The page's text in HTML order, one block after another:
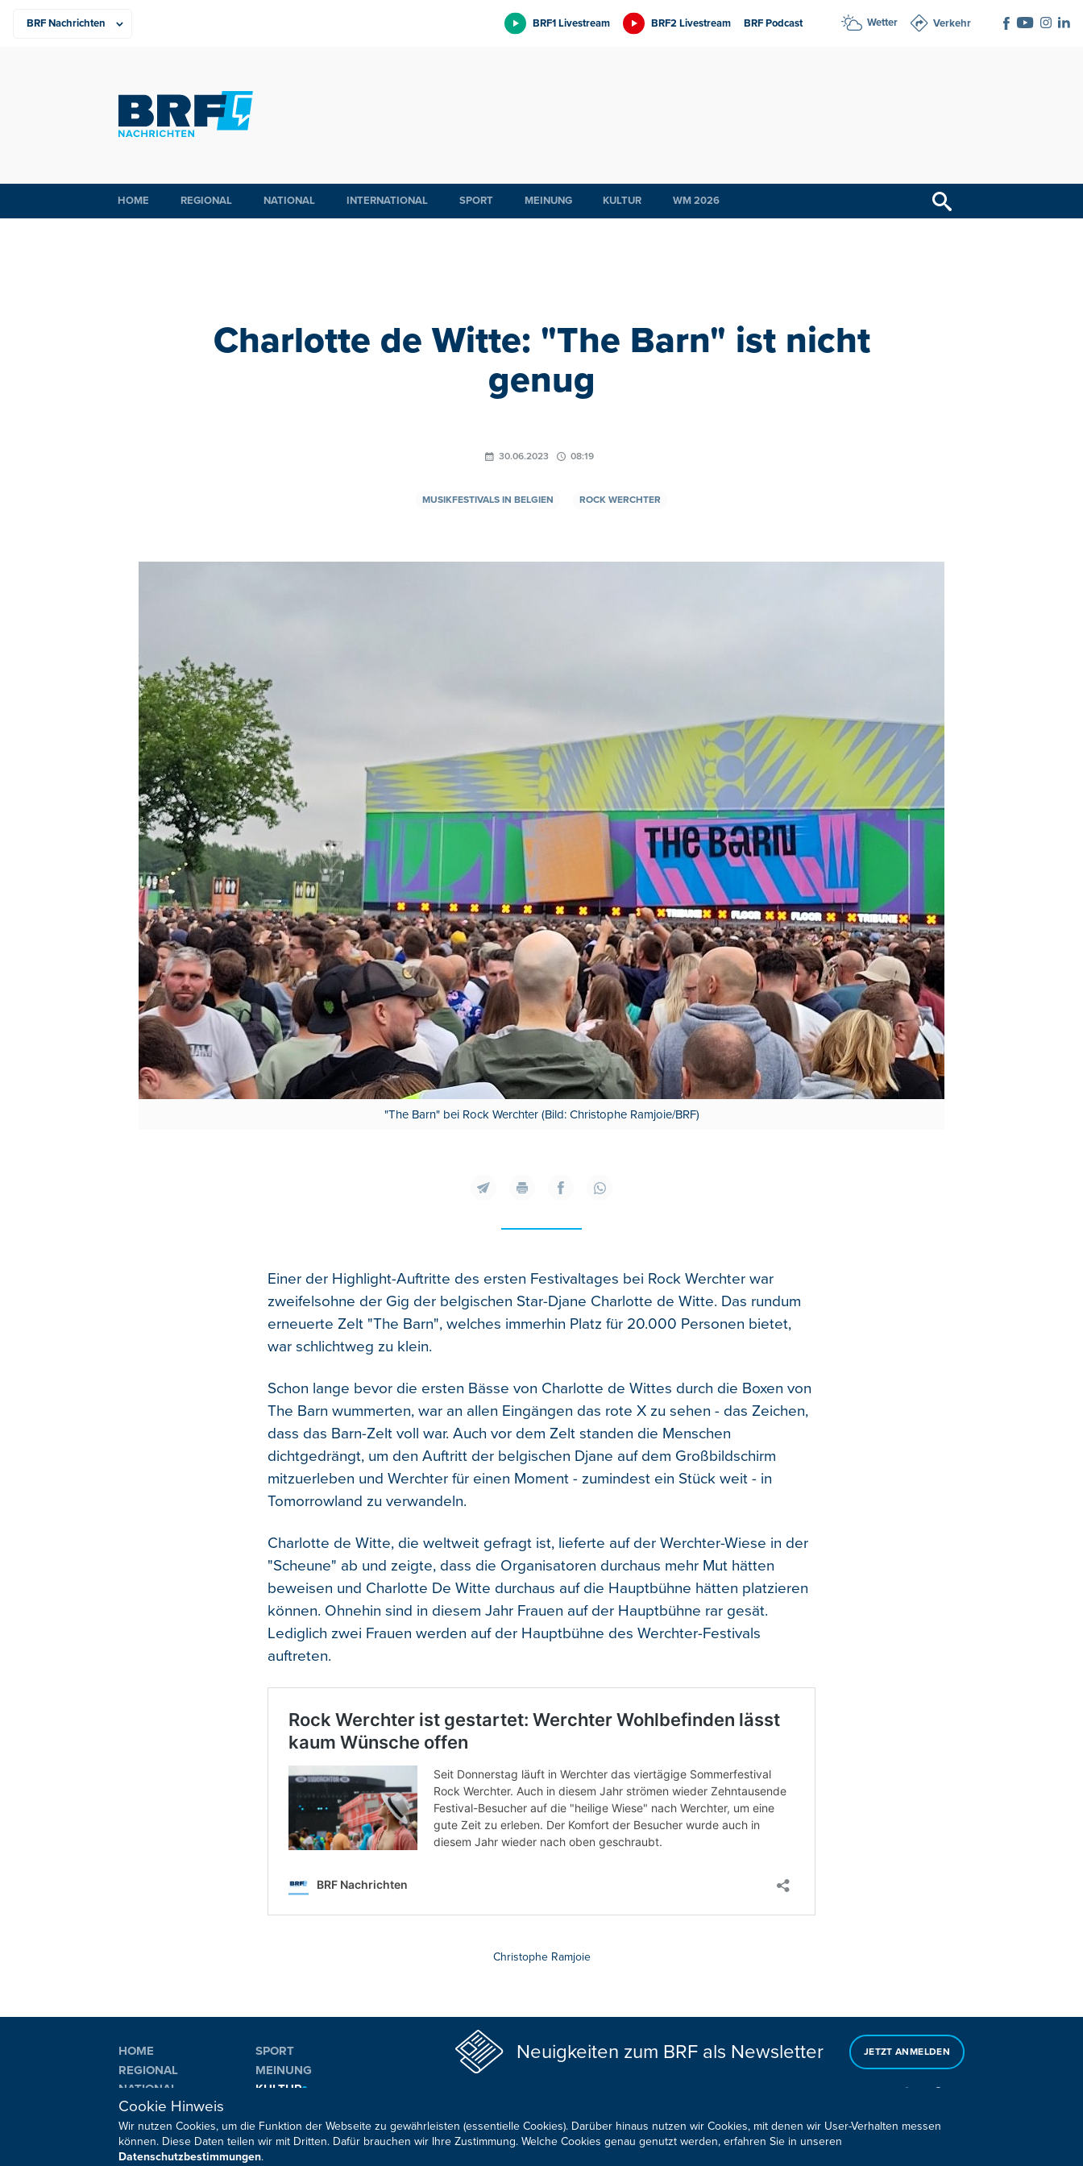
BRF1 Livestream BRF2 Livestream BRF Podcast Wetter Verkehr
HOME REGIONAL NATIONAL INTERNATIONAL SPORT MEINUNG KULTUR WM 2026
Charlotte de Witte: "The Barn" ist nicht
genug
30.06.2023 08:19
MUSIKFESTIVALS IN BELGIEN ROCK WERCHTER
"The Barn" bei Rock Werchter (Bild: Christophe Ramjoie/BRF)
Einer der Highlight-Auftritte des ersten Festivaltages bei Rock Werchter war
zweifelsohne der Gig der belgischen Star-Djane Charlotte de Witte. Das rundum
erneuerte Zelt "The Barn", welches immerhin Platz für 20.000 Personen bietet,
war schlichtweg zu klein.
Schon lange bevor die ersten Bässe von Charlotte de Wittes durch die Boxen von
The Barn wummerten, war an allen Eingängen das rote X zu sehen - das Zeichen,
dass das Barn-Zelt voll war. Auch vor dem Zelt standen die Menschen
dichtgedrängt, um den Auftritt der belgischen Djane auf dem Großbildschirm
mitzuerleben und Werchter für einen Moment - zumindest ein Stück weit - in
Tomorrowland zu verwandeln.
Charlotte de Witte, die weltweit gefragt ist, lieferte auf der Werchter-Wiese in der
"Scheune" ab und zeigte, dass die Organisatoren durchaus mehr Mut hätten
beweisen und Charlotte De Witte durchaus auf die Hauptbühne hätten platzieren
können. Ohnehin sind in diesem Jahr Frauen auf der Hauptbühne rar gesät.
Lediglich zwei Frauen werden auf der Hauptbühne des Werchter-Festivals
auftreten.
Christophe Ramjoie
HOME
REGIONAL
NATIONAL
INTERNATIONAL
SPORT
MEINUNG
KULTUR
Neuigkeiten zum BRF als Newsletter JETZT ANMELDEN
Sie haben noch Fragen oder Anmerkungen?
Cookie Hinweis
Wir nutzen Cookies, um die Funktion der Webseite zu gewährleisten (essentielle Cookies). Darüber hinaus nutzen wir Cookies, mit denen wir User-Verhalten messen
können. Diese Daten teilen wir mit Dritten. Dafür brauchen wir Ihre Zustimmung. Welche Cookies genau genutzt werden, erfahren Sie in unseren
Datenschutzbestimmungen.